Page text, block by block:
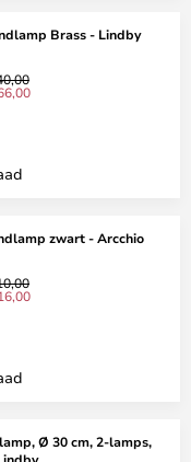
Brass - Lindby
zwart - Arcchio
Ø 30 cm, 2-lamps,